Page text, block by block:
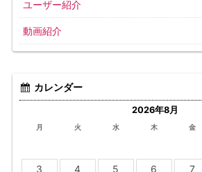
ユーザー紹介
動画紹介
カレンダー
2026年8月
月 火 水 木 金
3
4 5 6 7